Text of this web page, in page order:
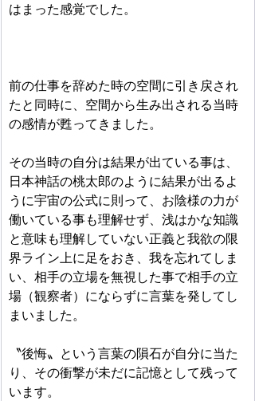
はまった感覚でした。
前の仕事を辞めた時の空間に引き戻され
たと同時に、空間から生み出される当時
の感情が甦ってきました。
その当時の自分は結果が出ている事は、
日本神話の桃太郎のように結果が出るよ
うに宇宙の公式に則って、お陰様の力が
働いている事も理解せず、浅はかな知識
と意味も理解していない正義と我欲の限
界ライン上に足をおき、我を忘れてしま
い、相手の立場を無視した事で相手の立
場（観察者）にならずに言葉を発してし
まいました。
〝後悔〟という言葉の隕石が自分に当た
り、その衝撃が未だに記憶として残って
います。